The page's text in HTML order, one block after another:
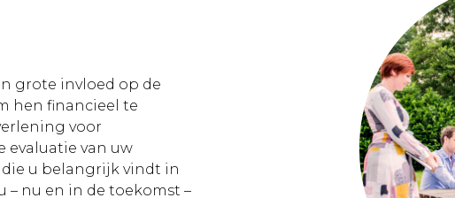
grote invloed op de
hen financieel te
voor
evaluatie van uw
u belangrijk vindt in
– nu en in de toekomst –